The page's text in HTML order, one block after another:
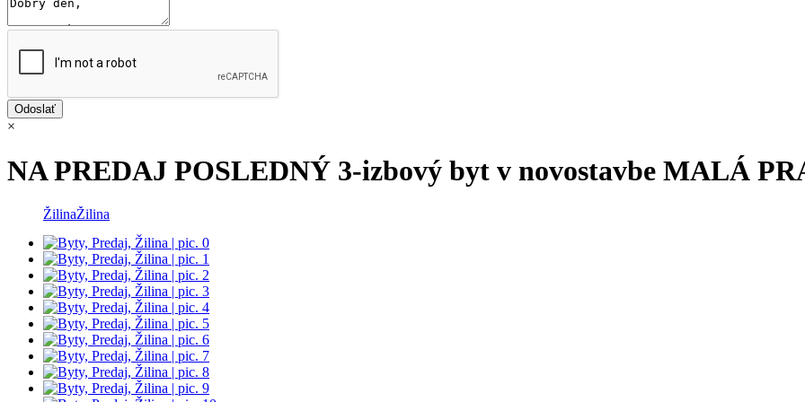
×
NA PREDAJ POSLEDNÝ 3-izbový byt v novostavbe MALÁ
ŽilinaŽilina